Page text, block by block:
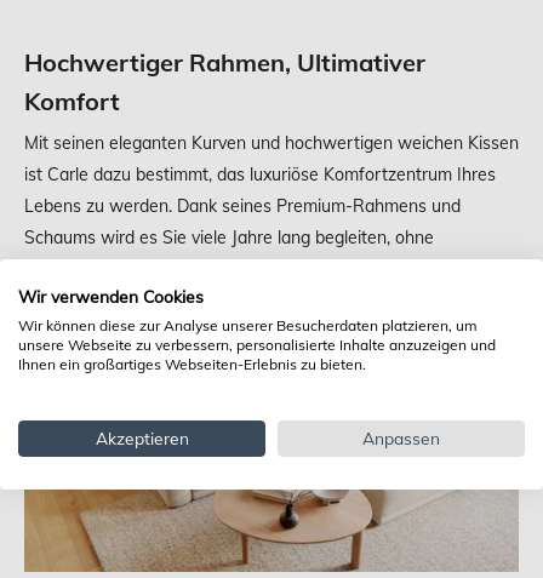
Hochwertiger Rahmen, Ultimativer
Komfort
Mit seinen eleganten Kurven und hochwertigen weichen Kissen
ist Carle dazu bestimmt, das luxuriöse Komfortzentrum Ihres
Lebens zu werden. Dank seines Premium-Rahmens und
Schaums wird es Sie viele Jahre lang begleiten, ohne
Wir verwenden Cookies
Wir können diese zur Analyse unserer Besucherdaten platzieren, um
unsere Webseite zu verbessern, personalisierte Inhalte anzuzeigen und
Ihnen ein großartiges Webseiten-Erlebnis zu bieten.
Akzeptieren Anpassen